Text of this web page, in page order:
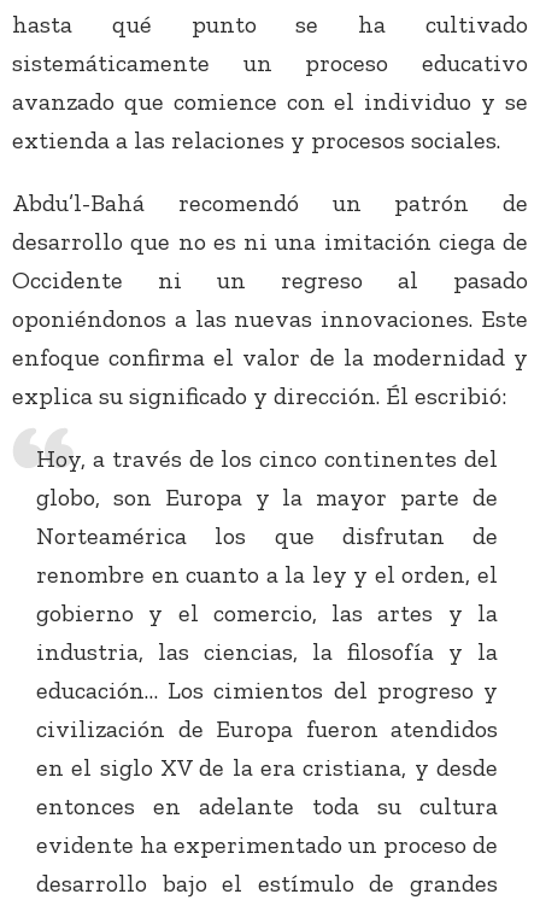
hasta qué punto se ha cultivado
sistemáticamente un proceso educativo
avanzado que comience con el individuo y se
extienda a las relaciones y procesos sociales.
Abdu’l-Bahá recomendó un patrón de
desarrollo que no es ni una imitación ciega de
Occidente ni un regreso al pasado
oponiéndonos a las nuevas innovaciones. Este
enfoque confirma el valor de la modernidad y
explica su significado y dirección. Él escribió:
Hoy, a través de los cinco continentes del
globo, son Europa y la mayor parte de
Norteamérica los que disfrutan de
renombre en cuanto a la ley y el orden, el
gobierno y el comercio, las artes y la
industria, las ciencias, la filosofía y la
educación… Los cimientos del progreso y
civilización de Europa fueron atendidos
en el siglo XV de la era cristiana, y desde
entonces en adelante toda su cultura
evidente ha experimentado un proceso de
desarrollo bajo el estímulo de grandes